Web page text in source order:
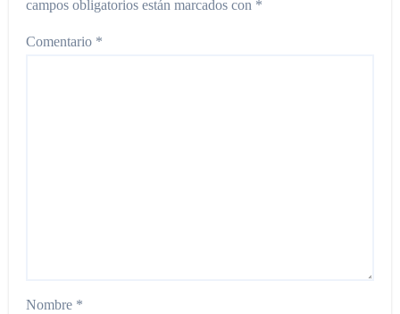
campos obligatorios están marcados con *
Comentario *
Nombre *